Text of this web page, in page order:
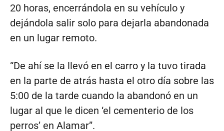
20 horas, encerrándola en su vehículo y
dejándola salir solo para dejarla abandonada
en un lugar remoto.
“De ahí se la llevó en el carro y la tuvo tirada
en la parte de atrás hasta el otro día sobre las
5:00 de la tarde cuando la abandonó en un
lugar al que le dicen ‘el cementerio de los
perros’ en Alamar”.